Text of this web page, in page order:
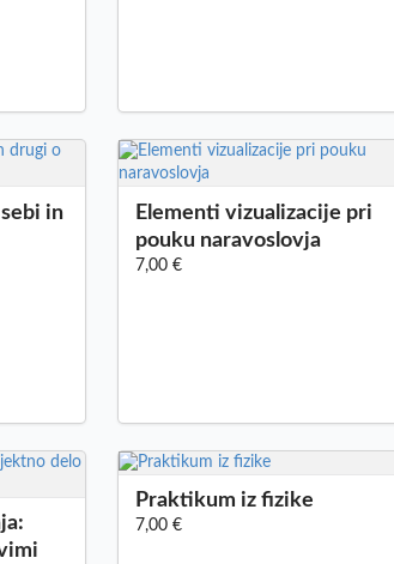
in
Elementi vizualizacije pri
pouku naravoslovja
7,00 €
Praktikum iz fizike
7,00 €